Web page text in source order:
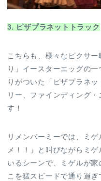
3. ピザプラネットトラック
こちらも、様々なピクサ
り」イースターエッグの
りがついた「ピザプラネ
リー、ファインディング
す！
リメンバーミーでは、ミ
メ！！」と叫びながらミ
いるシーンで、ミゲルが
こを猛スピードで通り過